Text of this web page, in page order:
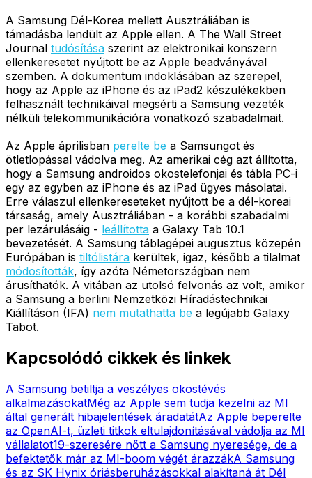
A Samsung Dél-Korea mellett Ausztráliában is
támadásba lendült az Apple ellen. A The Wall Street
Journal tudósítása szerint az elektronikai konszern
ellenkeresetet nyújtott be az Apple beadványával
szemben. A dokumentum indoklásában az szerepel,
hogy az Apple az iPhone és az iPad2 készülékekben
felhasznált technikáival megsérti a Samsung vezeték
nélküli telekommunikációra vonatkozó szabadalmait.
Az Apple áprilisban perelte be a Samsungot és
ötletlopással vádolva meg. Az amerikai cég azt állította,
hogy a Samsung androidos okostelefonjai és tábla PC-i
egy az egyben az iPhone és az iPad ügyes másolatai.
Erre válaszul ellenkereseteket nyújtott be a dél-koreai
társaság, amely Ausztráliában - a korábbi szabadalmi
per lezárulásáig - leállította a Galaxy Tab 10.1
bevezetését. A Samsung táblagépei augusztus közepén
Európában is tiltólistára kerültek, igaz, később a tilalmat
módosították, így azóta Németországban nem
árusíthatók. A vitában az utolsó felvonás az volt, amikor
a Samsung a berlini Nemzetközi Híradástechnikai
Kiállításon (IFA) nem mutathatta be a legújabb Galaxy
Tabot.
Kapcsolódó cikkek és linkek
A Samsung betiltja a veszélyes okostévés
alkalmazásokatMég az Apple sem tudja kezelni az MI
által generált hibajelentések áradatátAz Apple beperelte
az OpenAI-t, üzleti titkok eltulajdonításával vádolja az MI
vállalatot19-szeresére nőtt a Samsung nyeresége, de a
befektetők már az MI-boom végét árazzákA Samsung
és az SK Hynix óriásberuházásokkal alakítaná át Dél